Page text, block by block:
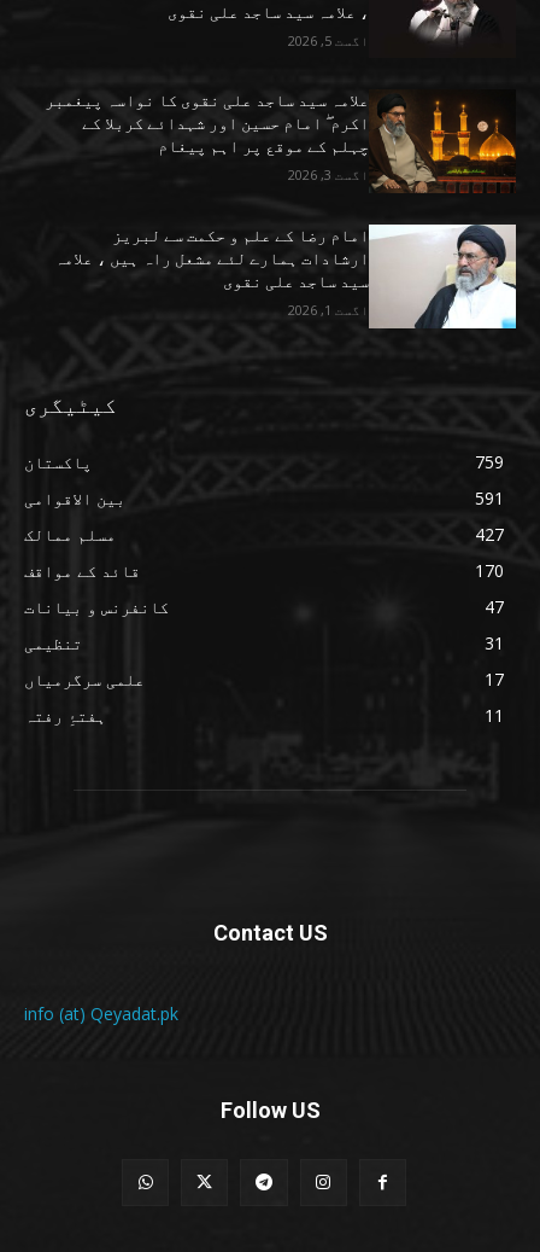
، علامہ سید ساجد علی نقوی
اگست 5, 2026
علامہ سید ساجد علی نقوی کا نواسہ پیغمبر
اکرم ۖ امام حسین اور شہدائے کربلا کے
چہلم کے موقع پر اہم پیغام
اگست 3, 2026
امام رضا کے علم و حکمت سے لبریز
ارشادات ہمارے لئے مشعل راہ ہیں ، علامہ
سید ساجد علی نقوی
اگست 1, 2026
کیٹیگری
پاکستان
759
بین الاقوامی
591
مسلم ممالک
427
قائد کے مواقف
170
کانفرنس و بیانات
47
تنظیمی
31
علمی سرگرمیاں
17
ہفتۂِ رفتہ
11
Contact US
info (at) Qeyadat.pk
Follow US